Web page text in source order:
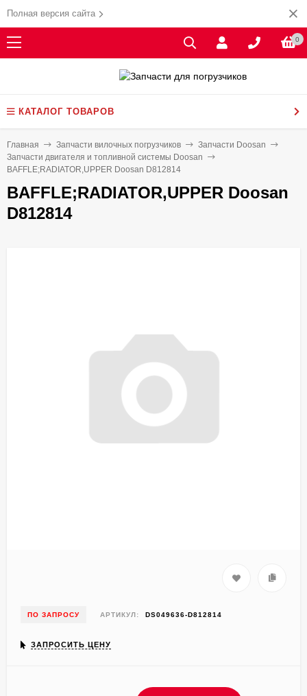
Полная версия сайта
0
КАТАЛОГ ТОВАРОВ
Главная Запчасти вилочных погрузчиков
Запчасти Doosan
Запчасти двигателя и топливной системы Doosan
BAFFLE;RADIATOR,UPPER Doosan D812814
BAFFLE;RADIATOR,UPPER Doosan
D812814
ПО ЗАПРОСУ АРТИКУЛ: DS049636-D812814
ЗАПРОСИТЬ ЦЕНУ